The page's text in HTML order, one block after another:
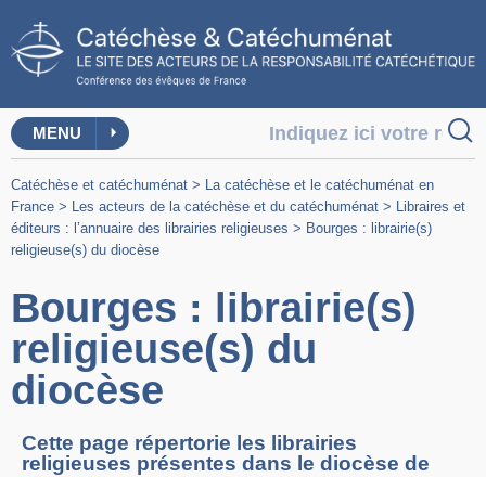
MENU
Catéchèse et catéchuménat > La catéchèse et le catéchuménat en
France > Les acteurs de la catéchèse et du catéchuménat > Libraires et
éditeurs : l’annuaire des librairies religieuses > Bourges : librairie(s)
religieuse(s) du diocèse
Bourges : librairie(s)
religieuse(s) du
diocèse
Cette page répertorie les librairies
religieuses présentes dans le diocèse de